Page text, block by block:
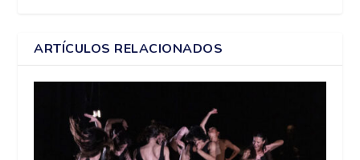
ARTÍCULOS RELACIONADOS